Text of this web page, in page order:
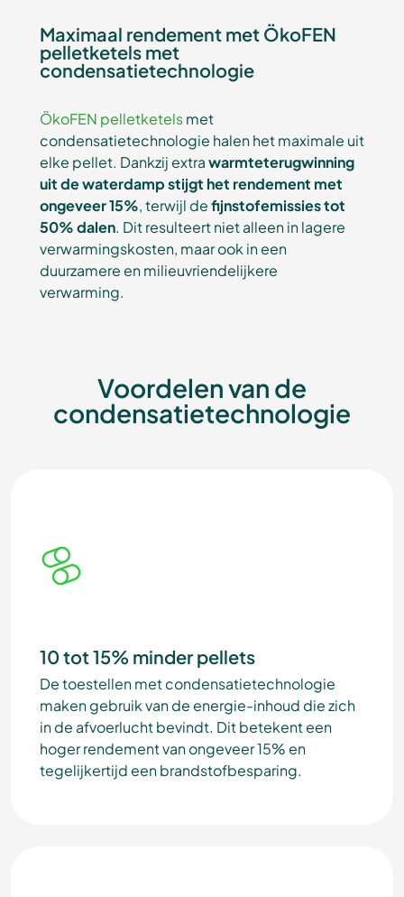
Maximaal rendement met ÖkoFEN
pelletketels met
condensatietechnologie
ÖkoFEN pelletketelsmet
condensatietechnologie halen het maximale uit
elke pellet. Dankzij extrawarmteterugwinning
uit de waterdampstijgt het rendement met
ongeveer 15%, terwijl defijnstofemissies tot
50% dalen. Dit resulteert niet alleen in lagere
verwarmingskosten, maar ook in een
duurzamere en milieuvriendelijkere
verwarming.
Voordelen van de
condensatietechnologie
10 tot 15% minder pellets
De toestellen met condensatietechnologie
maken gebruik van de energie-inhoud die zich
in de afvoerlucht bevindt. Dit betekent een
hoger rendement van ongeveer 15% en
tegelijkertijd een brandstofbesparing.